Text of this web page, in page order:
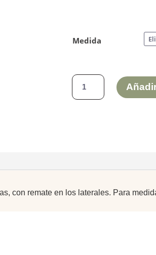
Medida
ALFOMBRAS
DE
con remate en los laterales. Para